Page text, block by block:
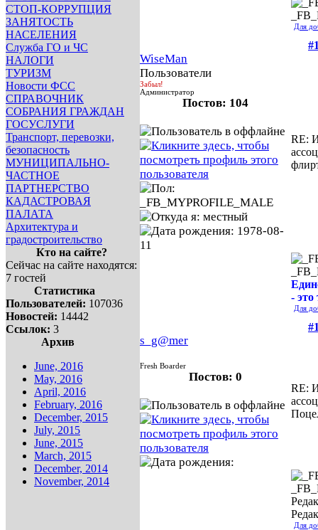
СТОП-КОРРУПЦИЯ
ЗАНЯТОСТЬ
НАСЕЛЕНИЯ
Служба ГО и ЧС
НАЛОГИ
ТУРИЗМ
Новости ФСС
СПРАВОЧНИК
СОБРАНИЯ ГРАЖДАН
ГОСУСЛУГИ
Транспорт, перевозки,
безопасность
МУНИЦИПАЛЬНО-
ЧАСТНОЕ
ПАРТНЕРСТВО
КАДАСТРОВАЯ
ПАЛАТА
Архитектура и
градостроительство
Кто на сайте?
Сейчас на сайте находятся:
7 гостей
Статистика
Пользователей: 107036
Новостей: 14442
Ссылок: 3
Архив
June, 2016
May, 2016
April, 2016
February, 2016
December, 2015
July, 2015
June, 2015
March, 2015
December, 2014
November, 2014
Для
WiseMan
Пользователи
Забыл!
Администратор
Постов: 104
RE:
- это
Для
s_g@mer
Fresh Boarder
Постов: 0
RE:
Для